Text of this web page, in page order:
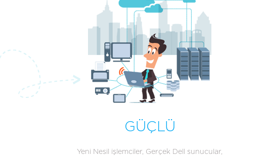
GÜÇLÜ
Yeni Nesil işlemciler, Gerçek Dell sunucular,